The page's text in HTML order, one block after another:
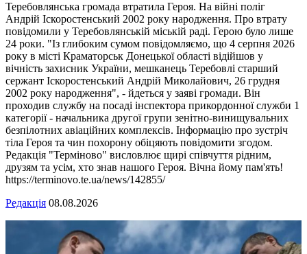
Теребовлянська громада втратила Героя. На війні поліг
Андрій Іскоростенський 2002 року народження. Про втрату
повідомили у Теребовлянській міській раді. Герою було лише
24 роки. "Із глибоким сумом повідомляємо, що 4 серпня 2026
року в місті Краматорськ Донецької області відійшов у
вічність захисник України, мешканець Теребовлі старший
сержант Іскоростенський Андрій Миколайович, 26 грудня
2002 року народження", - йдеться у заяві громади. Він
проходив службу на посаді інспектора прикордонної служби 1
категорії - начальника другої групи зенітно-винищувальних
безпілотних авіаційних комплексів. Інформацію про зустріч
тіла Героя та чин похорону обіцяють повідомити згодом.
Редакція "Терміново" висловлює щирі співчуття рідним,
друзям та усім, хто знав нашого Героя. Вічна йому пам'ять!
https://terminovo.te.ua/news/142855/
Редакція 08.08.2026